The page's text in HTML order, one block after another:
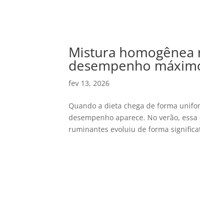
Mistura homogênea
desempenho
fev 13, 2026
Quando a dieta chega de forma
desempenho aparece. No verão,
ruminantes evoluiu de forma